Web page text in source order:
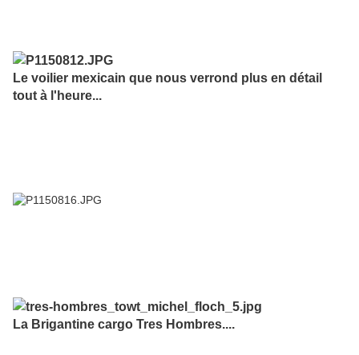
Le voilier mexicain que nous verrond plus en détail
tout à l'heure...
La Brigantine cargo Tres Hombres....